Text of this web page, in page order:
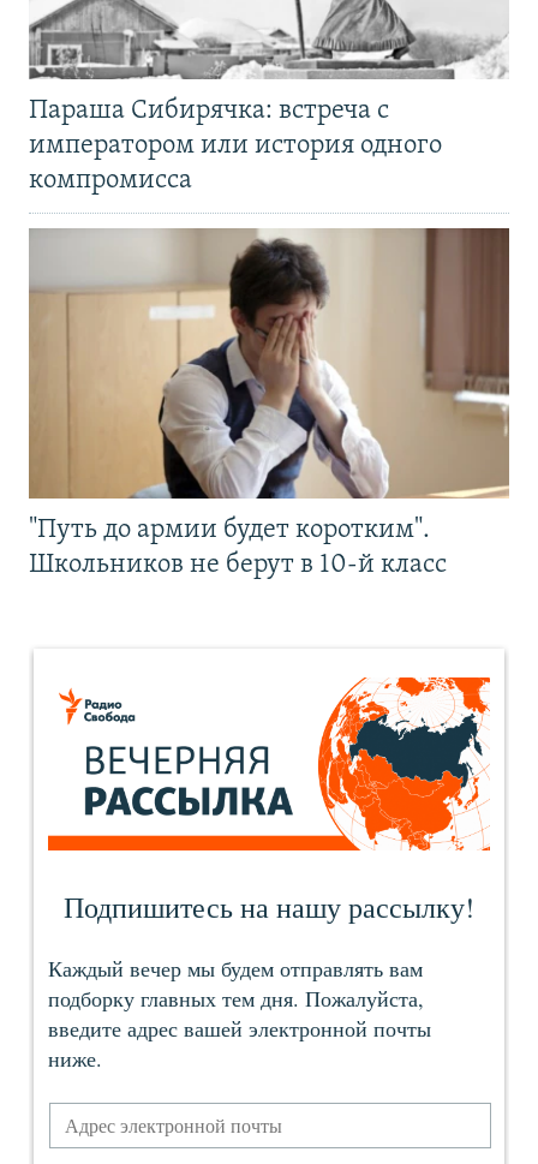
Параша Сибирячка: встреча с
императором или история одного
компромисса
"Путь до армии будет коротким".
Школьников не берут в 10-й класс